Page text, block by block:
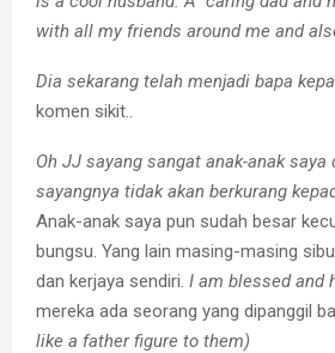
with all my friends around me and
Dia sekarang telah menjadi bapa
komen sikit..
Oh JJ sayang sangat anak-anak saya
sayangnya tidak akan berkurang
Anak-anak saya pun sudah besar
bungsu. Yang lain masing-masing
dan kerjaya sendiri. I am blessed and
mereka ada seorang yang dipanggil
like a father figure to them)